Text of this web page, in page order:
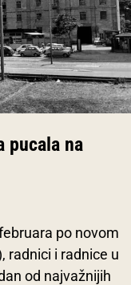
pucala na
po novom
radnici i radnice u
od najvažnijih